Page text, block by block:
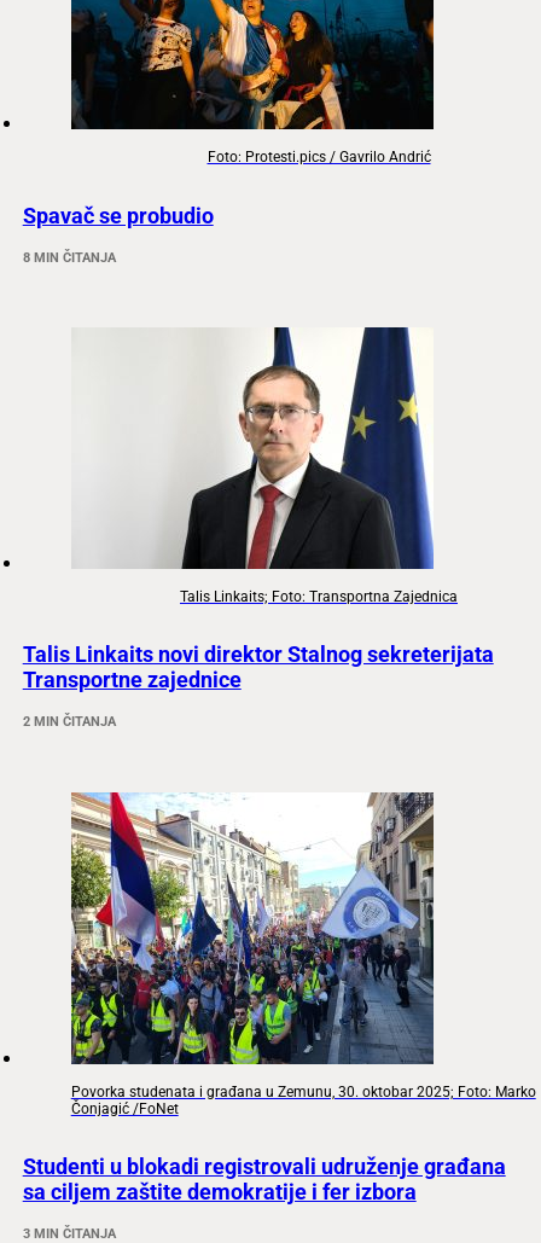
Foto: Protesti.pics / Gavrilo Andrić
Spavač se probudio
8 MIN ČITANJA
Talis Linkaits; Foto: Transportna Zajednica
Talis Linkaits novi direktor Stalnog sekreterijata
Transportne zajednice
2 MIN ČITANJA
Povorka studenata i građana u Zemunu, 30. oktobar 2025; Foto: Marko
Čonjagić /FoNet
Studenti u blokadi registrovali udruženje građana
sa ciljem zaštite demokratije i fer izbora
3 MIN ČITANJA